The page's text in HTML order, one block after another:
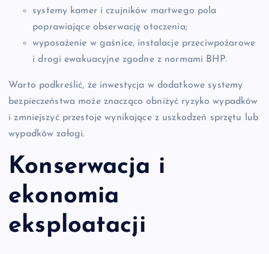
systemy kamer i czujników martwego pola
poprawiające obserwację otoczenia;
wyposażenie w gaśnice, instalacje przeciwpożarowe
i drogi ewakuacyjne zgodne z normami BHP.
Warto podkreślić, że inwestycja w dodatkowe systemy
bezpieczeństwa może znacząco obniżyć ryzyko wypadków
i zmniejszyć przestoje wynikające z uszkodzeń sprzętu lub
wypadków załogi.
Konserwacja i
ekonomia
eksploatacji